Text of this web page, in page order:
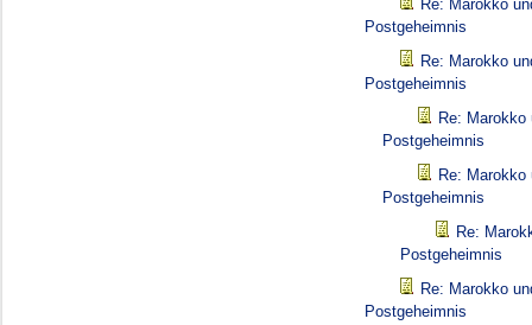
Re: Marokko
Postgeheimnis
Re: Marokko
Postgeheimnis
Re: Marokko
Postgeheimnis
Re: Marokko
Postgeheimnis
Re:
Postgeheimnis
Re: Marokko
Postgeheimnis